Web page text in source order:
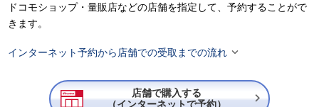
ドコモショップ・量販店などの店舗を指定して、予約することがで
きます。
インターネット予約から店舗での受取までの流れ 
店舗で購入する
（インターネットで予約）
